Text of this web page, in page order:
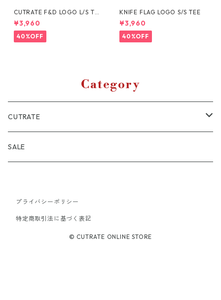
CUTRATE F&D LOGO L/S TE
E
¥3,960
40%OFF
KNIFE FLAG LOGO S/S TEE
¥3,960
40%OFF
Category
CUTRATE
JACKET
CUTSEW
SALE
プライバシーポリシー
特定商取引法に基づく表記
© CUTRATE ONLINE STORE